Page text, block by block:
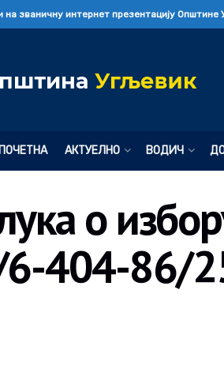
званичну интернет презентацију Општине
ПОЧЕТНА АКТУЕЛНО ВОДИЧ
о
404-86/